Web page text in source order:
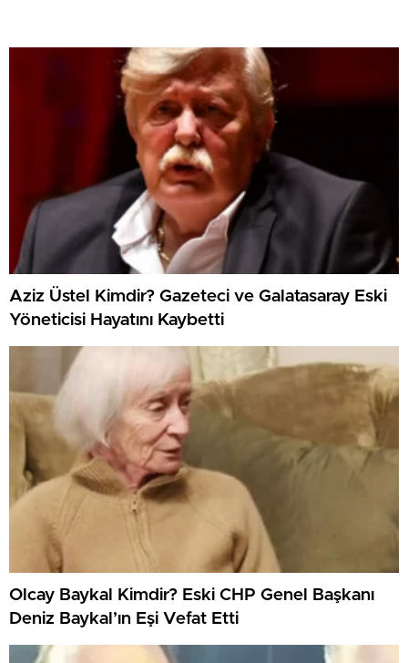
Aziz Üstel Kimdir? Gazeteci ve Galatasaray Eski
Yöneticisi Hayatını Kaybetti
Olcay Baykal Kimdir? Eski CHP Genel Başkanı
Deniz Baykal’ın Eşi Vefat Etti